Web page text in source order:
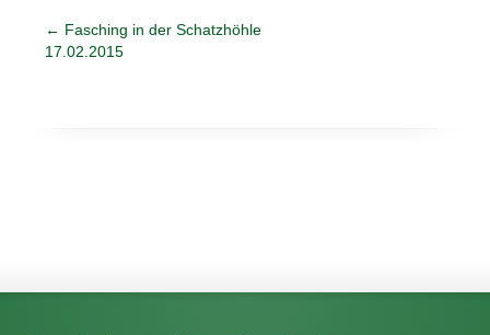
← Fasching in der Schatzhöhle
17.02.2015